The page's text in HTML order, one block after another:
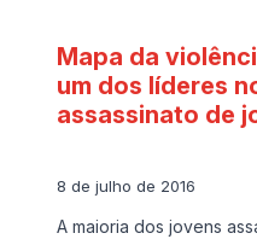
Mapa da
um dos líderes
assassinato de
8 de julho de 2016
A maioria dos jovens